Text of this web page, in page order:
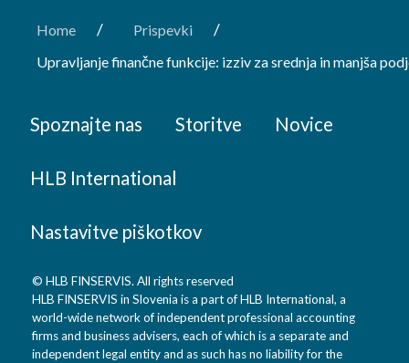
Home / Prispevki /
Upravljanje finančne funkcije: izziv za srednja in manjša
Spoznajte nas Storitve Novice
HLB International
Nastavitve piškotkov
© HLB FINSERVIS. All rights reserved
HLB FINSERVIS in Slovenia is a part of HLB International, a
world-wide network of independent professional accounting
firms and business advisers, each of which is a separate and
independent legal entity and as such has no liability for the